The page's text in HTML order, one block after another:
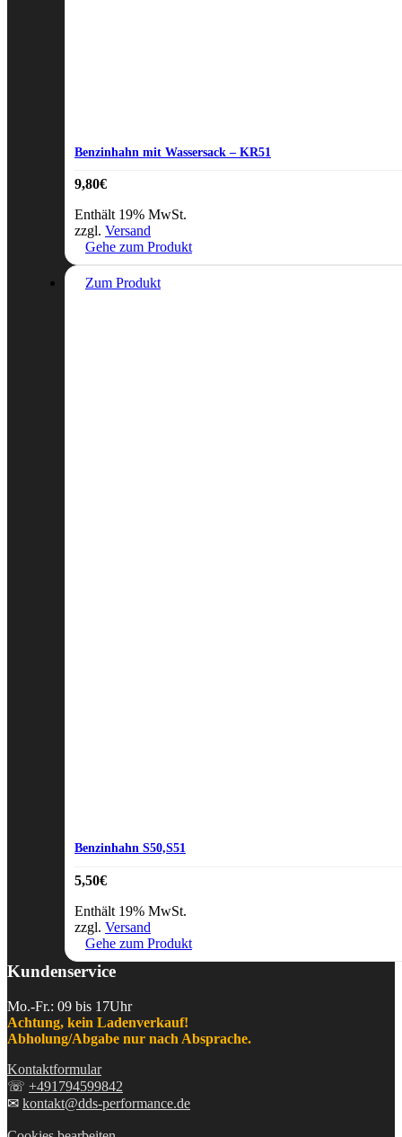
Benzinhahn mit Wassersack – KR51
9,80€
Enthält 19% MwSt.
zzgl. Versand
Gehe zum Produkt
Zum Produkt
Benzinhahn S50,S51
5,50€
Enthält 19% MwSt.
zzgl. Versand
Gehe zum Produkt
Kundenservice
Mo.-Fr.: 09 bis 17Uhr
Achtung, kein Ladenverkauf!
Abholung/Abgabe nur nach Absprache.
Kontaktformular
☏ +491794599842
✉ kontakt@dds-performance.de